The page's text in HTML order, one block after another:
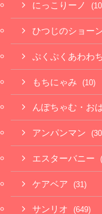
にっこりーノ
ひつじのショー
ぷくぷくあわわ
もちにゃみ (10)
んぽちゃむ・お
アンパンマン
エスターバニー
ケアベア (31)
サンリオ (649)